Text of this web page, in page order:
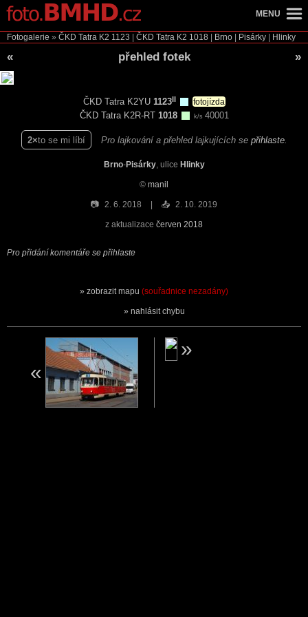
Fotogalerie » ČKD Tatra K2 1123 ČKD Tatra K2 1018 Brno Pisárky Hlinky
« přehled fotek »
ČKD Tatra K2YU 1123II fotojízda
ČKD Tatra K2R-RT 1018 k/s 40001
2 to se mi líbí Pro lajkování a přehled lajkujících se přihlaste.
Brno-Pisárky, ulice Hlinky
© manil
📷 2. 6. 2018 📤 2. 10. 2019
z aktualizace červen 2018
Pro přidání komentáře se přihlaste
zobrazit mapu (souřadnice nezadány)
nahlásit chybu
MENU